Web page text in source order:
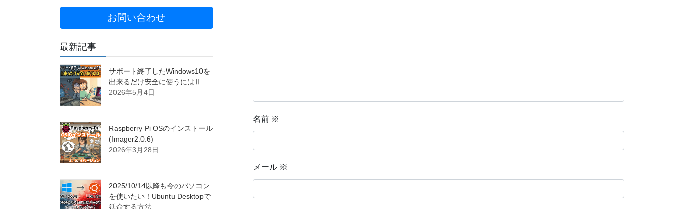
名前 ※
メール ※
お問い合わせ
最新記事
サポート終了したWindows10を
出来るだけ安全に使うにはⅡ
2026年5月4日
Raspberry Pi OSのインストール
(Imager2.0.6)
2026年3月28日
2025/10/14以降も今のパソコン
を使いたい！Ubuntu Desktopで
延命する方法